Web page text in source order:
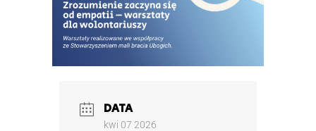
DATA
kwi 07 2026